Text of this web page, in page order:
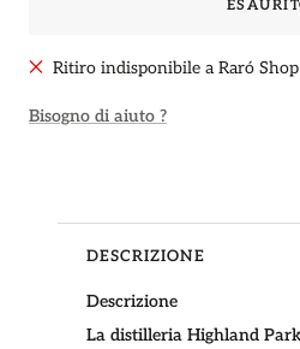
Ritiro indisponibile a Raró Shop
Bisogno di aiuto ?
DESCRIZIONE
Descrizione
La distilleria Highland